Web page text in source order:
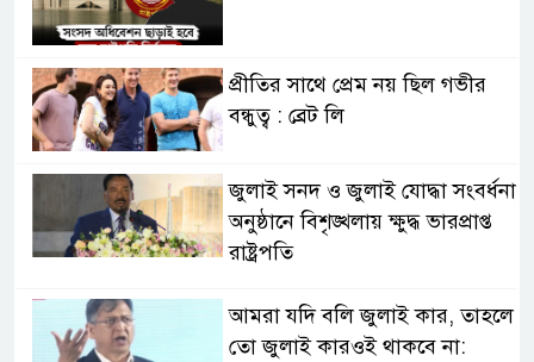
প্রীতির সাথে প্রেম নয় ছিল গভীর
বন্ধুত্ব : ব্রেট লি
জুলাই সনদ ও জুলাই যোদ্ধা সংবর্ধনা
অনুষ্ঠানে বিশৃঙ্খলায় ক্ষুদ্ধ ভারপ্রাপ্ত
রাষ্ট্রপতি
আমরা যদি বলি জুলাই কার, তাহলে
তো জুলাই কারওই থাকবে না: